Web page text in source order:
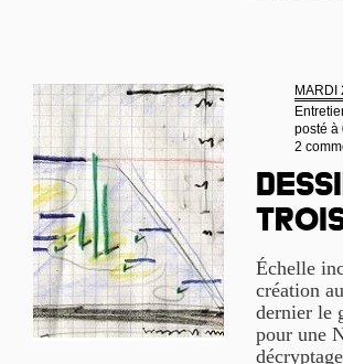
MARDI
posté à
2
Échelle
création
dernier le
pour une